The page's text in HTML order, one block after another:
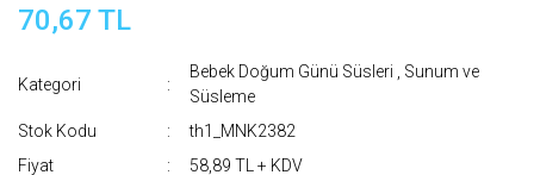
70,67 TL
Kategori
Bebek Doğum Günü Süsleri
Sunum ve
Süsleme
Stok Kodu
th1_MNK2382
Fiyat
58,89 TL + KDV